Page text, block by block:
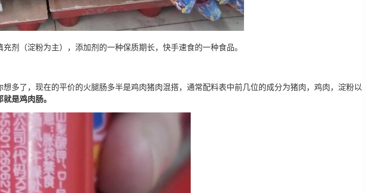
剂（淀粉为主），添加剂的一种保质期长，快手速食的一种食品。
多了，现在的平价的火腿肠多半是鸡肉猪肉混搭，通常配料表中前几位的成分为猪肉，鸡肉，淀粉以
是鸡肉肠。